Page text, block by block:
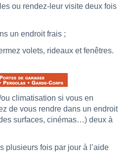
ou rendez-leur visite deux fois
un endroit frais ;
volets, rideaux et fenêtres.
climatisation si vous en
de vous rendre dans un endroit
surfaces, cinémas…) deux à
plusieurs fois par jour à l’aide